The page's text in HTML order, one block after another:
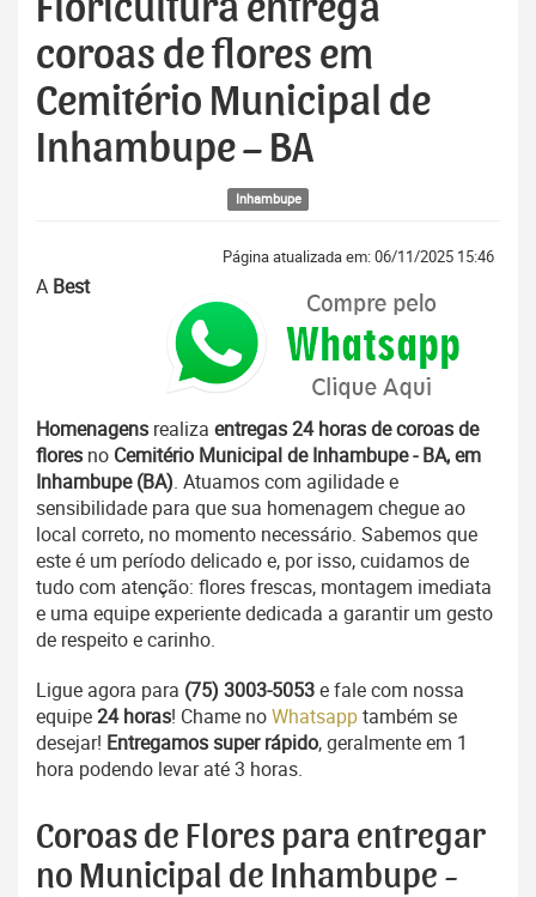
Floricultura entrega
coroas de flores em
Cemitério Municipal de
Inhambupe – BA
Inhambupe
Página atualizada em: 06/11/2025 15:46
A Best
Homenagens realiza entregas 24 horas de coroas de
flores no Cemitério Municipal de Inhambupe - BA, em
Inhambupe (BA). Atuamos com agilidade e
sensibilidade para que sua homenagem chegue ao
local correto, no momento necessário. Sabemos que
este é um período delicado e, por isso, cuidamos de
tudo com atenção: flores frescas, montagem imediata
e uma equipe experiente dedicada a garantir um gesto
de respeito e carinho.
Ligue agora para (75) 3003-5053e fale com nossa
equipe24 horas! Chame noWhatsapptambém se
desejar! Entregamos super rápido, geralmente em 1
hora podendo levar até 3 horas.
Coroas de Flores para entregar
no Municipal de Inhambupe -